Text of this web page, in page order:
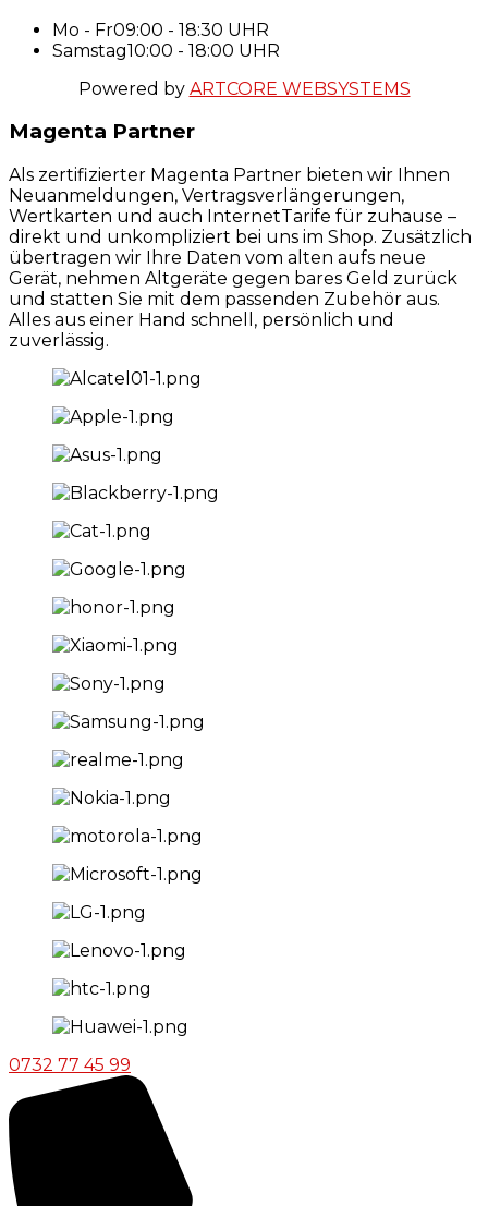
Mo - Fr09:00 - 18:30 UHR
Samstag10:00 - 18:00 UHR
Powered by ARTCORE WEBSYSTEMS
Magenta Partner
Als zertifizierter Magenta Partner bieten wir Ihnen
Neuanmeldungen, Vertragsverlängerungen,
Wertkarten und auch InternetTarife für zuhause –
direkt und unkompliziert bei uns im Shop. Zusätzlich
übertragen wir Ihre Daten vom alten aufs neue
Gerät, nehmen Altgeräte gegen bares Geld zurück
und statten Sie mit dem passenden Zubehör aus.
Alles aus einer Hand schnell, persönlich und
zuverlässig.
0732 77 45 99